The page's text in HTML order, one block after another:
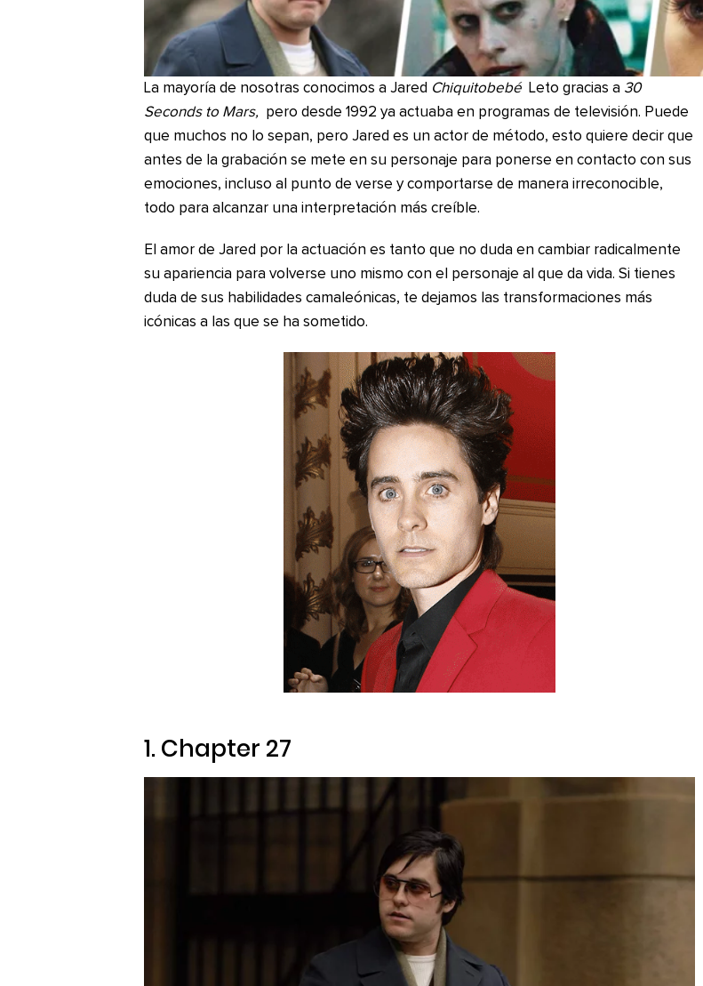
La mayoría de nosotras conocimos a Jared Chiquitobebé Leto gracias a 30
Seconds to Mars, pero desde 1992 ya actuaba en programas de televisión. Puede
que muchos no lo sepan, pero Jared es un actor de método, esto quiere decir que
antes de la grabación se mete en su personaje para ponerse en contacto con sus
emociones, incluso al punto de verse y comportarse de manera irreconocible,
todo para alcanzar una interpretación más creíble.
El amor de Jared por la actuación es tanto que no duda en cambiar radicalmente
su apariencia para volverse uno mismo con el personaje al que da vida. Si tienes
duda de sus habilidades camaleónicas, te dejamos las transformaciones más
icónicas a las que se ha sometido.
1. Chapter 27